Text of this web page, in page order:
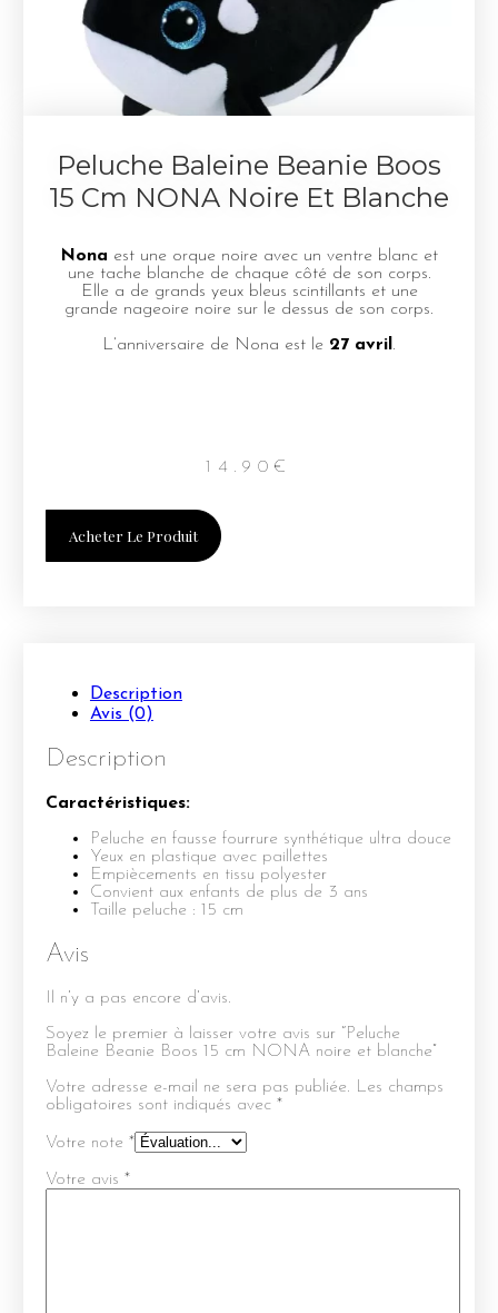
Peluche Baleine Beanie Boos
15 Cm NONA Noire Et Blanche
Nona est une orque noire avec un ventre blanc et
une tache blanche de chaque côté de son corps.
Elle a de grands yeux bleus scintillants et une
grande nageoire noire sur le dessus de son corps.
L’anniversaire de Nona est le 27 avril .
14.90 €
Acheter Le Produit
Description
Avis (0)
Description
Caractéristiques:
Peluche en fausse fourrure synthétique ultra douce
Yeux en plastique avec paillettes
Empiècements en tissu polyester
Convient aux enfants de plus de 3 ans
Taille peluche : 15 cm
Avis
Il n’y a pas encore d’avis.
Soyez le premier à laisser votre avis sur “Peluche
Baleine Beanie Boos 15 cm NONA noire et blanche”
Votre adresse e-mail ne sera pas publiée. Les champs
obligatoires sont indiqués avec *
Votre note *
Votre avis *